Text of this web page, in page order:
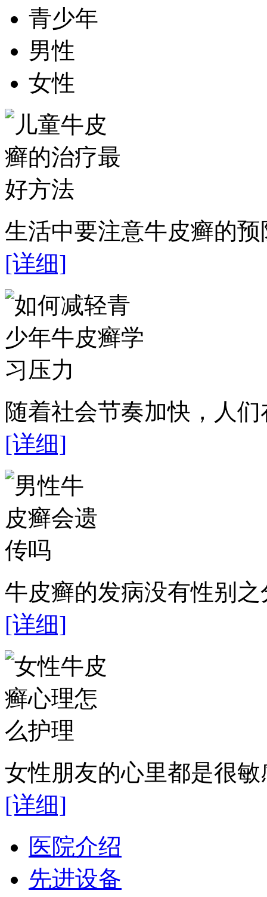
青少年
男性
女性
生活中要注意牛皮癣的
[详细]
随着社会节奏加快，人
[详细]
牛皮癣的发病没有性别
[详细]
女性朋友的心里都是很
[详细]
医院介绍
先进设备